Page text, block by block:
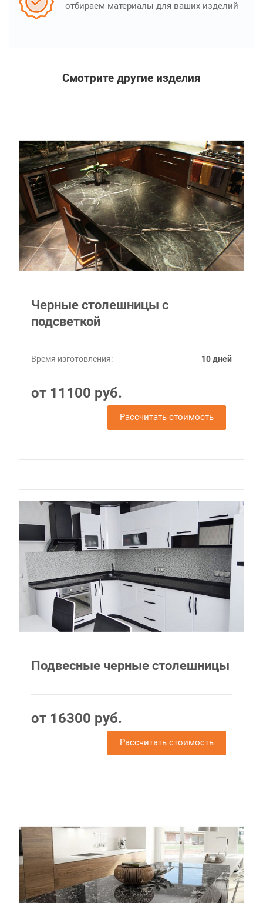
отбираем материалы для ваших изделий
Смотрите другие изделия
Черные столешницы с
подсветкой
Время изготовления: 10 дней
от 11100 руб.
Рассчитать стоимость
Подвесные черные столешницы
от 16300 руб.
Рассчитать стоимость